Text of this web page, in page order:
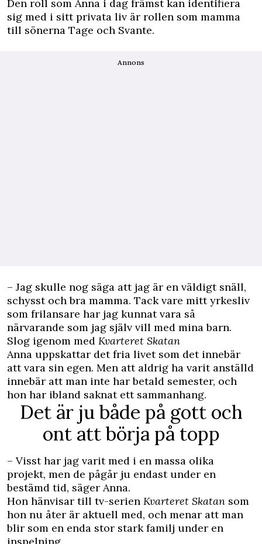
Den roll som Anna i dag främst kan identifiera
sig med i sitt privata liv är rollen som mamma
till sönerna Tage och Svante.
Annons
– Jag skulle nog säga att jag är en väldigt snäll,
schysst och bra mamma. Tack vare mitt yrkesliv
som frilansare har jag kunnat vara så
närvarande som jag själv vill med mina barn.
Slog igenom med Kvarteret Skatan
Anna uppskattar det fria livet som det innebär
att vara sin egen. Men att aldrig ha varit anställd
innebär att man inte har betald semester, och
hon har ibland saknat ett sammanhang.
Det är ju både på gott och
ont att börja på topp
– Visst har jag varit med i en massa olika
projekt, men de pågår ju endast under en
bestämd tid, säger Anna.
Hon hänvisar till tv-serien Kvarteret Skatan som
hon nu åter är aktuell med, och menar att man
blir som en enda stor stark familj under en
inspelning.